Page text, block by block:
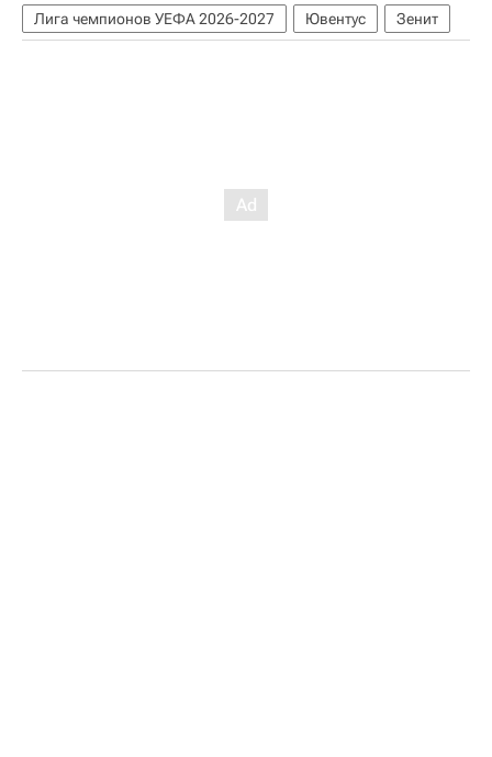
Лига чемпионов УЕФА 2026-2027
Ювентус Зенит